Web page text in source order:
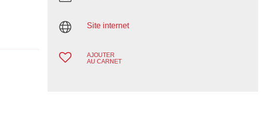
Site internet
AJOUTER
AU CARNET